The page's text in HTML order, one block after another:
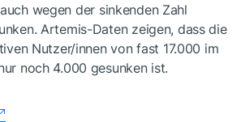
wegen der sinkenden Zahl
Artemis-Daten zeigen, dass die
Nutzer/innen von fast 17.000 im
noch 4.000 gesunken ist.